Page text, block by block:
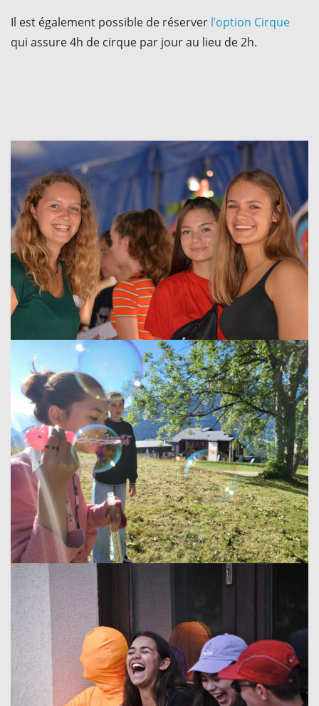
Il est également possible de réserver l’option Cirque
qui assure 4h de cirque par jour au lieu de 2h.